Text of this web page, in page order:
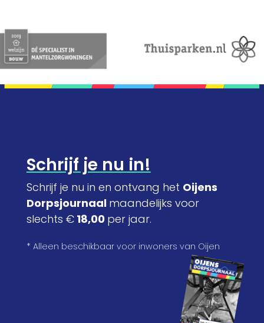
Schrijf je nu in!
Schrijf je nu in en ontvang het Oijens
Dorpsjournaal maandelijks voor
slechts €18,00 per jaar.
* Alleen beschikbaar voor inwoners van Oijen